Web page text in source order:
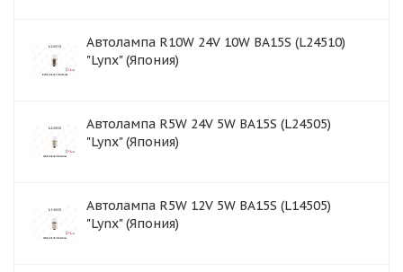
Автолампа R10W 24V 10W BA15S (L24510)
"Lynx" (Япония)
Автолампа R5W 24V 5W BA15S (L24505)
"Lynx" (Япония)
Автолампа R5W 12V 5W BA15S (L14505)
"Lynx" (Япония)